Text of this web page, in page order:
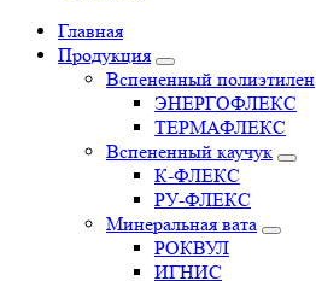
Главная
Продукция
Вспененный полиэтилен
ЭНЕРГОФЛЕКС
ТЕРМАФЛЕКС
Вспененный каучук
К-ФЛЕКС
РУ-ФЛЕКС
Минеральная вата
РОКВУЛ
ИГНИС